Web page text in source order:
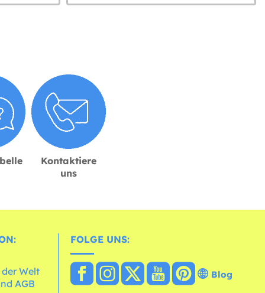
Kontaktiere
uns
Welt
AGB
FOLGE UNS:
Blog